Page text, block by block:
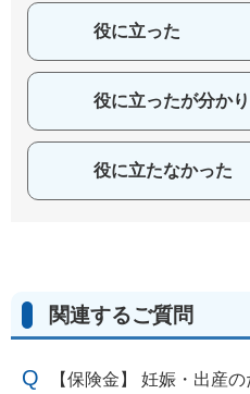
役に立った
役に立ったが分か
役に立たなかった
関連するご質問
【保険金】 妊娠・出産